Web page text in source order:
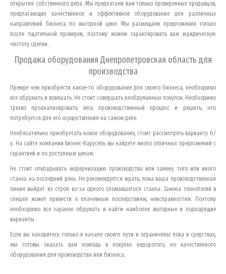
открытия собственного дела. Мы предлагаем вам только проверенных продавцов,
предлагающих качественное и эффективное оборудование для различных
направлений бизнеса по выгодной цене. Мы размещаем предложения только
после тщательной проверки, поэтому можем гарантировать вам юридическую
чистоту сделки.
Продажа оборудования Днепропетровская область для
производства
Прежде чем приобрести какое-то оборудование для своего бизнеса, необходимо
все обдумать и взвешать. Не стоит совершать необдуманных покупок. Необходимо
трезво проанализировать весь производственный процесс и решить, что
потребуется для его осуществления на самом деле.
Необязательно приобретать новое оборудование, стоит рассмотреть варианту б/
у. На сайте компании Бизнес-Карусель вы найдете много отличных предложений с
гарантией и по доступным ценам.
Не стоит откладывать модернизацию производства или замену того или иного
станка на последний день. Не рекомендуется ждать, пока ваша производственная
линия выйдет из строя из-за одного сломавшегося станка. Замена технологий в
спешке может привести к плачевным последствиям, неисправностям. Поэтому
необходимо все заранее обдумать и найти наиболее выгодные и подходящие
варианты.
Если вы находитесь только в начале своего пути и ограничены пока в средствах,
мы готовы оказать вам помощь в покупке недорогого, но качественного
оборудования для производства или бизнеса.